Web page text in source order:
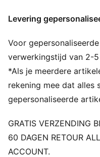
Levering
Voor
verwerkingstijd van 2-
*Als je meerdere
rekening mee dat alles
gepersonaliseerde
GRATIS VERZENDING
60 DAGEN RETOUR
ACCOUNT.